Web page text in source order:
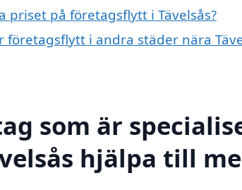
på företagsflytt i Tävelsås?
företagsflytt i andra städer nära
som är
hjälpa till